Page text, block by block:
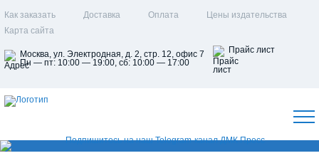
Как заказать Доставка Оплата
Цены издательства
Карта сайта
Москва, ул. Электродная, д. 2, стр. 12, офис 7
Пн — пт: 10:00 — 19:00, сб: 10:00 — 17:00
Прайс лист